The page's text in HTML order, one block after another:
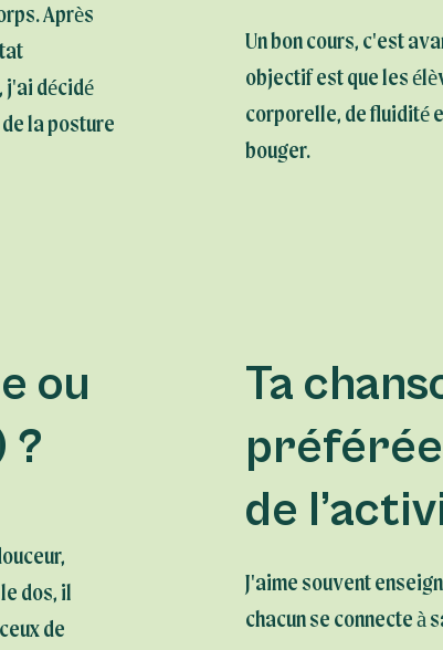
Après
j'ai décidé
la posture
Un bon cours, c'est
objectif est que les
corporelle, de fluidité
bouger.
ou
?
dos, il
de
Ta
de
J'aime souvent
chacun se connecte à